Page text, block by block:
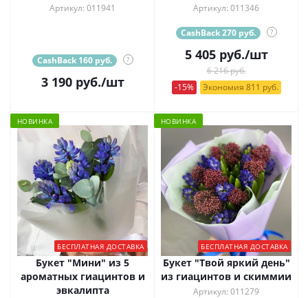
Артикул: 011941
CashBack 160 руб. ?
3 190руб./шт
Артикул: 011346
CashBack 270 руб. ?
5 405руб./шт
6 216 руб.
-15%
Экономия 811 руб.
НОВИНКА
БЕСПЛАТНАЯ ДОСТАВКА
Букет "Мини" из 5
ароматных гиацинтов и
эвкалипта
НОВИНКА
БЕСПЛАТНАЯ ДОСТАВКА
Букет "Твой яркий день"
из гиацинтов и скиммии
Артикул: 011279